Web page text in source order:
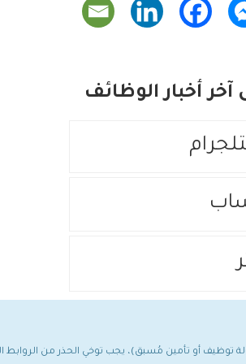
أخبار الوظائف
توظيف أو تأمين مُسبق)، يجب توخي الحذر من الروابط